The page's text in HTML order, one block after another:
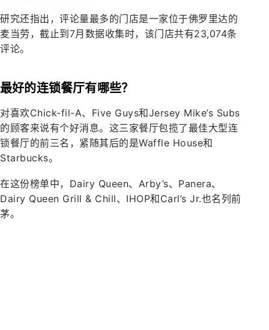
研究还指出，评论量最多的门店是一家位于佛罗里达的
麦当劳，截止到7月数据收集时，该门店共有23,074条
评论。
最好的连锁餐厅有哪些？
对喜欢Chick-fil-A、Five Guys和Jersey Mike’s Subs
的顾客来说有个好消息。这三家餐厅包揽了最佳大型连
锁餐厅的前三名，紧随其后的是Waffle House和
Starbucks。
在这份榜单中，Dairy Queen、Arby’s、Panera、
Dairy Queen Grill & Chill、IHOP和Carl’s Jr.也名列前
茅。